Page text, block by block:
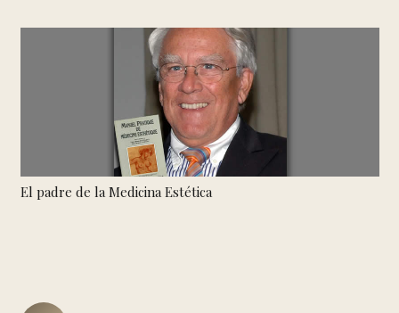
El padre de la Medicina Estética